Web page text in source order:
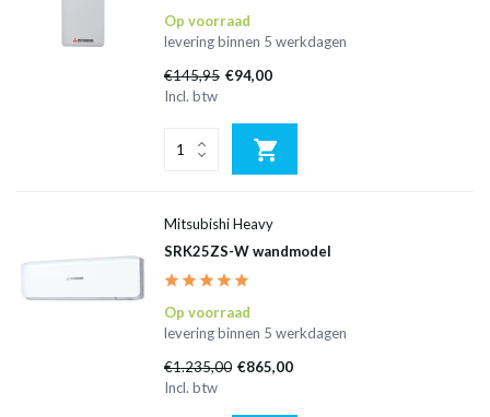
Op voorraad
levering binnen 5 werkdagen
€145,95 €94,00
Incl. btw
Mitsubishi Heavy
SRK25ZS-W wandmodel
Op voorraad
levering binnen 5 werkdagen
€1.235,00 €865,00
Incl. btw